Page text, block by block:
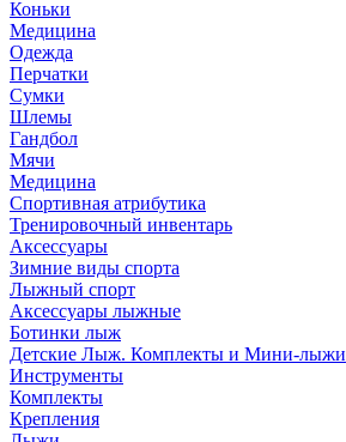
Коньки
Медицина
Одежда
Перчатки
Сумки
Шлемы
Гандбол
Мячи
Медицина
Спортивная атрибутика
Тренировочный инвентарь
Аксессуары
Зимние виды спорта
Лыжный спорт
Аксессуары лыжные
Ботинки лыж
Детские Лыж. Комплекты и Мини-лыжи
Инструменты
Комплекты
Крепления